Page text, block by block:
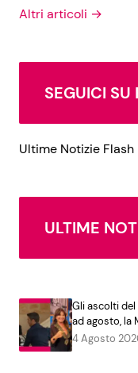
Altri articoli →
SEGUICI SU
Ultime Notizie Flash
ULTIME
Gli ascolti del
ad agosto, la
4 Agosto